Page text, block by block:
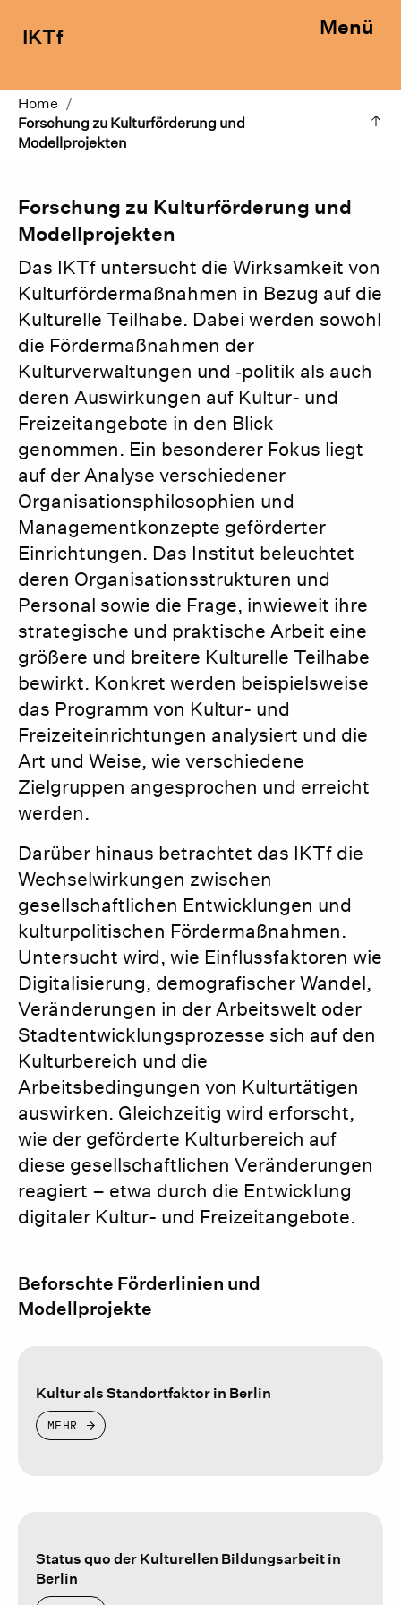
IKTf Menü
Home /
Forschung zu Kulturförderung und
Modellprojekten
Forschung zu Kulturförderung und
Modellprojekten
Das IKTf untersucht die Wirksamkeit von
Kulturfördermaßnahmen in Bezug auf die
Kulturelle Teilhabe. Dabei werden sowohl
die Fördermaßnahmen der
Kulturverwaltungen und ‑politik als auch
deren Auswirkungen auf Kultur- und
Freizeitangebote in den Blick
genommen. Ein besonderer Fokus liegt
auf der Analyse verschiedener
Organisationsphilosophien und
Managementkonzepte geförderter
Einrichtungen. Das Institut beleuchtet
deren Organisationsstrukturen und
Personal sowie die Frage, inwieweit ihre
strategische und praktische Arbeit eine
größere und breitere Kulturelle Teilhabe
bewirkt. Konkret werden beispielsweise
das Programm von Kultur- und
Freizeiteinrichtungen analysiert und die
Art und Weise, wie verschiedene
Zielgruppen angesprochen und erreicht
werden.
Darüber hinaus betrachtet das IKTf die
Wechselwirkungen zwischen
gesellschaftlichen Entwicklungen und
kulturpolitischen Fördermaßnahmen.
Untersucht wird, wie Einflussfaktoren wie
Digitalisierung, demografischer Wandel,
Veränderungen in der Arbeitswelt oder
Stadtentwicklungsprozesse sich auf den
Kulturbereich und die
Arbeitsbedingungen von Kulturtätigen
auswirken. Gleichzeitig wird erforscht,
wie der geförderte Kulturbereich auf
diese gesellschaftlichen Veränderungen
reagiert – etwa durch die Entwicklung
digitaler Kultur- und Freizeitangebote.
Beforschte Förderlinien und
Modellprojekte
Kultur als Standortfaktor in Berlin
MEHR
Status quo der Kulturellen Bildungsarbeit in
Berlin